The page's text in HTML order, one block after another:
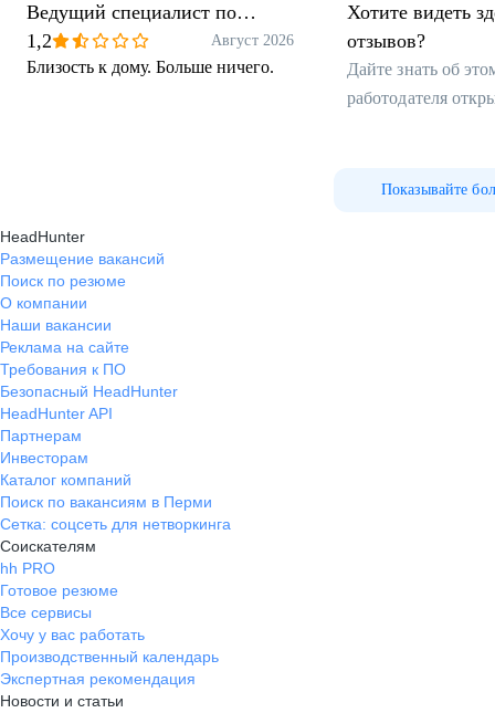
Ведущий специалист по
защите информации
1,2 Август 2026
Близость к дому. Больше ничего.
Хотите видеть
отзывов?
Дайте знать об
работодателя
Показывайте
HeadHunter
Размещение вакансий
Поиск по резюме
О компании
Наши вакансии
Реклама на сайте
Требования к ПО
Безопасный HeadHunter
HeadHunter API
Партнерам
Инвесторам
Каталог компаний
Поиск по вакансиям в Перми
Сетка: соцсеть для нетворкинга
Соискателям
hh PRO
Готовое резюме
Все сервисы
Хочу у вас работать
Производственный календарь
Экспертная рекомендация
Новости и статьи